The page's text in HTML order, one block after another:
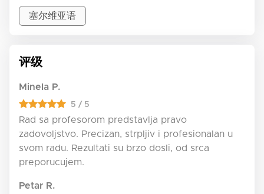
塞尔维亚语
评级
Minela P.
5 / 5
Rad sa profesorom predstavlja pravo
zadovoljstvo. Precizan, strpljiv i profesionalan u
svom radu. Rezultati su brzo dosli, od srca
preporucujem.
Petar R.